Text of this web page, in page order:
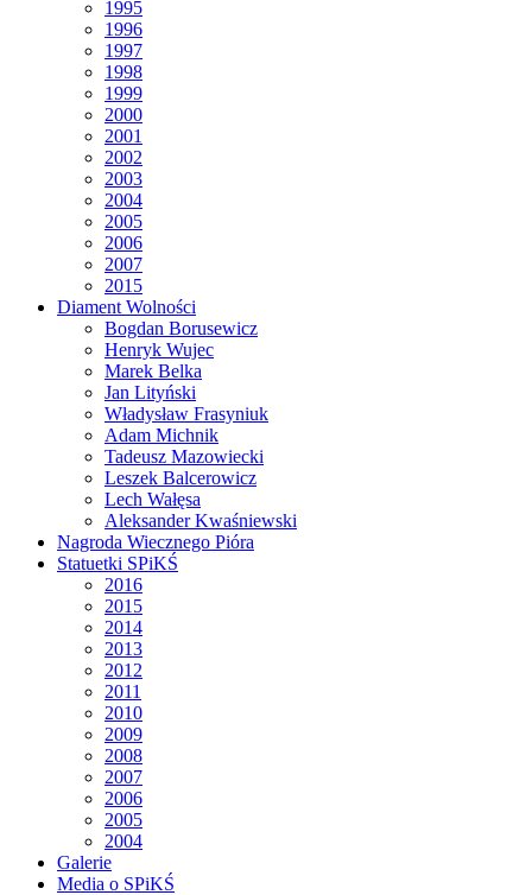
1995
1996
1997
1998
1999
2000
2001
2002
2003
2004
2005
2006
2007
2015
Diament Wolności
Bogdan Borusewicz
Henryk Wujec
Marek Belka
Jan Lityński
Władysław Frasyniuk
Adam Michnik
Tadeusz Mazowiecki
Leszek Balcerowicz
Lech Wałęsa
Aleksander Kwaśniewski
Nagroda Wiecznego Pióra
Statuetki SPiKŚ
2016
2015
2014
2013
2012
2011
2010
2009
2008
2007
2006
2005
2004
Galerie
Media o SPiKŚ